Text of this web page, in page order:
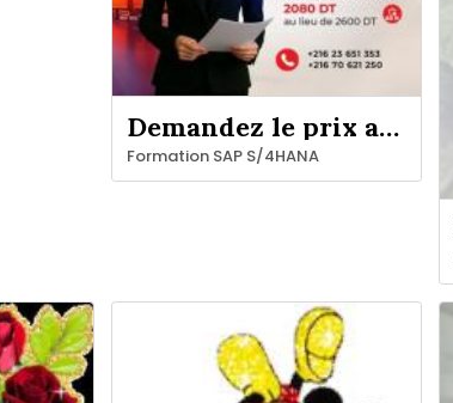
Demandez le prix au vendeur
Formation SAP S/4HANA